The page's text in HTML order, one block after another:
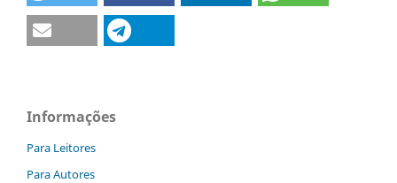
Informações
Para Leitores
Para Autores